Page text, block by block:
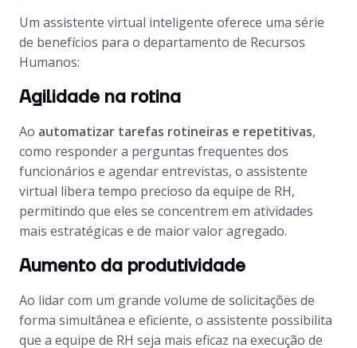
Um assistente virtual inteligente oferece uma série
de benefícios para o departamento de Recursos
Humanos:
Agilidade na rotina
Ao automatizar tarefas rotineiras e repetitivas,
como responder a perguntas frequentes dos
funcionários e agendar entrevistas, o assistente
virtual libera tempo precioso da equipe de RH,
permitindo que eles se concentrem em atividades
mais estratégicas e de maior valor agregado.
Aumento da produtividade
Ao lidar com um grande volume de solicitações de
forma simultânea e eficiente, o assistente possibilita
que a equipe de RH seja mais eficaz na execução de